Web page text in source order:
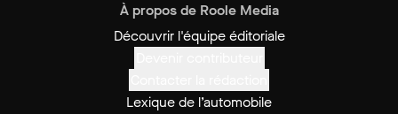
À propos de Roole Media
Découvrir l'équipe éditoriale
Lexique de l’automobile